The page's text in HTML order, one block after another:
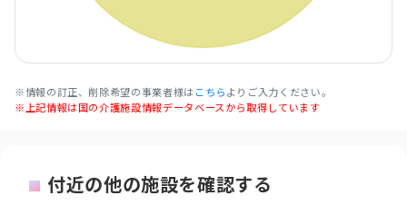
※情報の訂正、削除希望の事業者様は こちら よりご入力ください。
※上記情報は国の介護施設情報データベースから取得しています
付近の他の施設を確認する